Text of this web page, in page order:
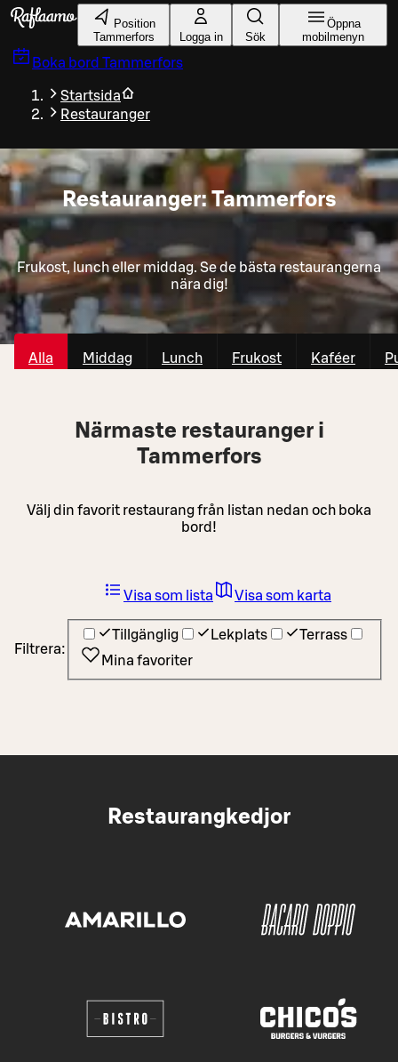
Gå till huvudinnehållet
Position
Tammerfors
Logga in Sök
Öppna
mobilmenyn
Boka bord Tammerfors
Startsida
Restauranger
Restauranger: Tammerfors
Frukost, lunch eller middag. Se de bästa restaurangerna
nära dig!
Alla Middag Lunch Frukost Kaféer
Närmaste restauranger i
Tammerfors
Välj din favorit restaurang från listan nedan och boka
bord!
Filtrera:
Tillgänglig Lekplats
Terrass
Mina favoriter
Visa som lista Visa som karta
Restaurangkedjor